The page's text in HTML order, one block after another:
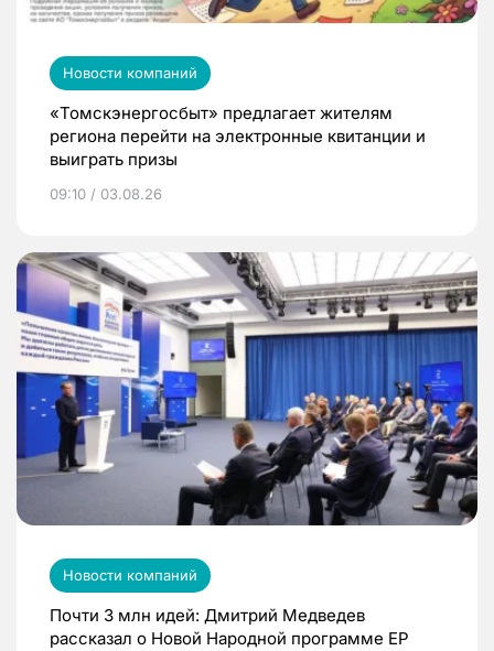
Новости компаний
«Томскэнергосбыт» предлагает жителям
региона перейти на электронные квитанции и
выиграть призы
09:10 / 03.08.26
Новости компаний
Почти 3 млн идей: Дмитрий Медведев
рассказал о Новой Народной программе ЕР